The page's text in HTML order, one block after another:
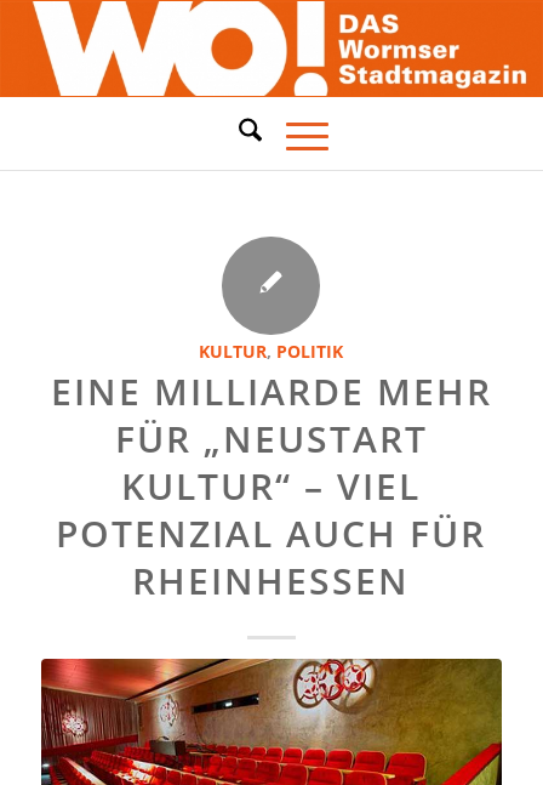
KULTUR, POLITIK
EINE MILLIARDE MEHR
FÜR „NEUSTART
KULTUR“ – VIEL
POTENZIAL AUCH FÜR
RHEINHESSEN